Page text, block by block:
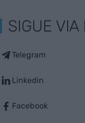
SIGUE
Telegram
Linkedin
Facebook